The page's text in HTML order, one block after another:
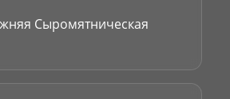
Сыромятническая